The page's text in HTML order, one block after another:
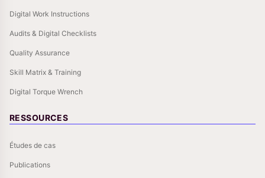
Digital Work Instructions
Audits & Digital Checklists
Quality Assurance
Skill Matrix & Training
Digital Torque Wrench
RESSOURCES
Études de cas
Publications